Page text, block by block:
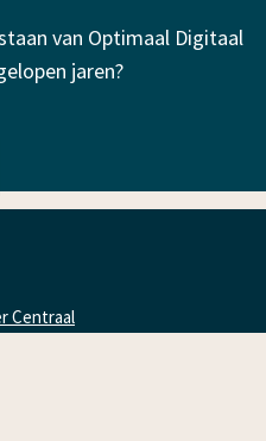
van Optimaal Digitaal
jaren?
Centraal